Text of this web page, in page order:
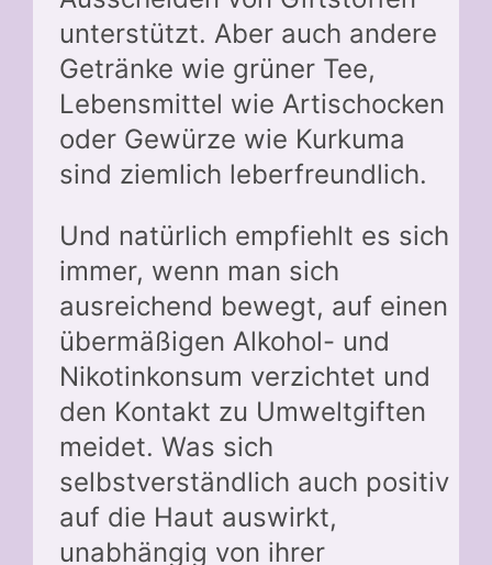
unterstützt. Aber auch andere
Getränke wie grüner Tee,
Lebensmittel wie Artischocken
oder Gewürze wie Kurkuma
sind ziemlich leberfreundlich.
Und natürlich empfiehlt es sich
immer, wenn man sich
ausreichend bewegt, auf einen
übermäßigen Alkohol- und
Nikotinkonsum verzichtet und
den Kontakt zu Umweltgiften
meidet. Was sich
selbstverständlich auch positiv
auf die Haut auswirkt,
unabhängig von ihrer